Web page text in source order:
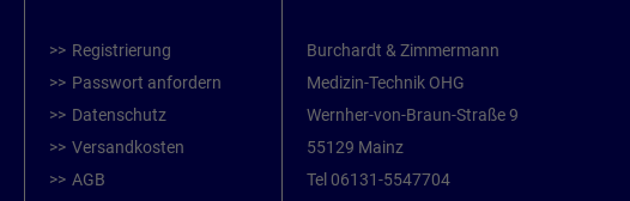
Registrierung
Passwort anfordern
Datenschutz
Versandkosten
AGB
Burchardt & Zimmermann
Medizin-Technik OHG
Wernher-von-Braun-Straße 9
55129 Mainz
Tel 06131-5547704